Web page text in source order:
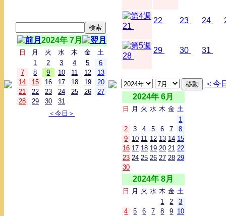
2024年 7月
日 月 火 水 木 金
土
1
2 3 4 5
6
7
8 9 10 11 12
13
14
15 16 17 18 19
20
21
22 23 24 25 26
27
28
29 30
31
＜今日＞
21
22 23 24
28
29 30 31
＜今
2024年 6月
日 月 火 水 木 金 土
1
2
3 4 5 6 7
8
9 10 11 12 13 14 15
16 17 18 19 20 21 22
23 24 25 26 27 28 29
30
2024年 8月
日 月 火 水 木 金 土
1
2
3
4
5 6 7 8 9 10